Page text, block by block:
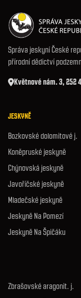
Správa jeskyní České
přírodní dědictví
Květnové nám. 3, 252
JESKYNĚ
Bozkovské dolomitové j.
Koněpruské jeskyně
Chýnovská jeskyně
Javoříčské jeskyně
Mladečské jeskyně
Jeskyně Na Pomezí
Jeskyně Na Špičáku
Zbrašovské aragonit. j.